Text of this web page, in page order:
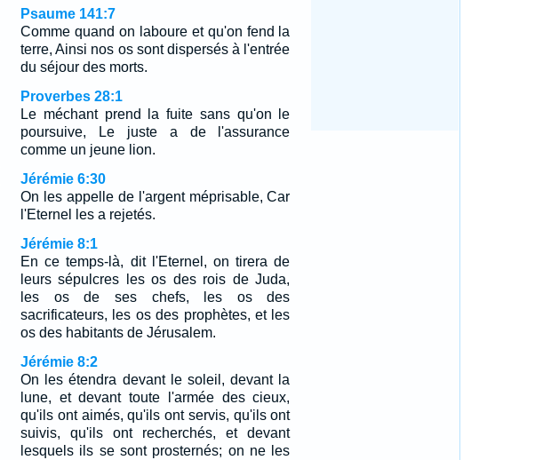
Psaume 141:7
Comme quand on laboure et qu'on fend la
terre, Ainsi nos os sont dispersés à l'entrée
du séjour des morts.
Proverbes 28:1
Le méchant prend la fuite sans qu'on le
poursuive, Le juste a de l'assurance
comme un jeune lion.
Jérémie 6:30
On les appelle de l'argent méprisable, Car
l'Eternel les a rejetés.
Jérémie 8:1
En ce temps-là, dit l'Eternel, on tirera de
leurs sépulcres les os des rois de Juda,
les os de ses chefs, les os des
sacrificateurs, les os des prophètes, et les
os des habitants de Jérusalem.
Jérémie 8:2
On les étendra devant le soleil, devant la
lune, et devant toute l'armée des cieux,
qu'ils ont aimés, qu'ils ont servis, qu'ils ont
suivis, qu'ils ont recherchés, et devant
lesquels ils se sont prosternés; on ne les